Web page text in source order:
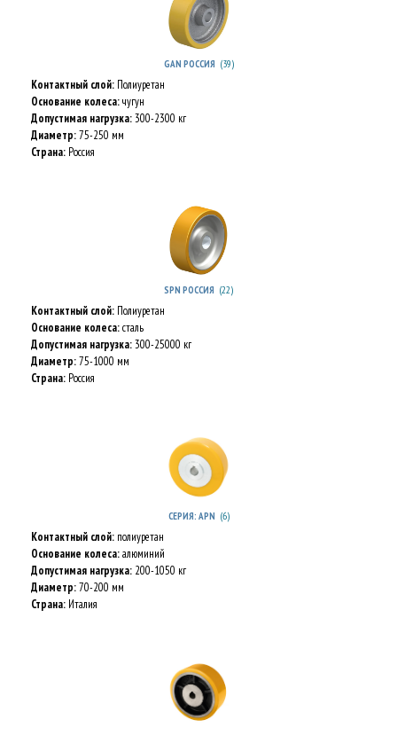
GAN РОССИЯ (39)
Контактный слой: Полиуретан
Основание колеса:чугун
Допустимая нагрузка:300-2300 кг
Диаметр:75-250 мм
Страна: Россия
SPN РОССИЯ (22)
Контактный слой: Полиуретан
Основание колеса:сталь
Допустимая нагрузка:300-25000 кг
Диаметр:75-1000 мм
Страна: Россия
СЕРИЯ: APN (6)
Контактный слой: полиуретан
Основание колеса:алюминий
Допустимая нагрузка: 200-1050 кг
Диаметр:70-200 мм
Страна: Италия